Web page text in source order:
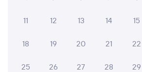
11 12 13 14 15
18 19 20 21 22
25 26 27 28 29